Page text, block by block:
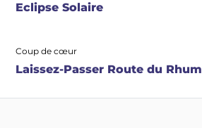
Eclipse Solaire
Coup de cœur
Laissez-Passer Route du Rhum